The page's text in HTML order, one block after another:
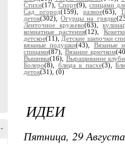
-
Стихи(17),Спорт(9),спицами
Сад огород(159), разное(63),
деток(302),Огурцы на грядке
Ленточное кружево(63),
комнатные растения(12),
детское(11), Детские шапочки
вязаные подушки(43), Вязаные
спицами(87), Вязание крючком
Вышивка(16), Выращивание
Болеро(8), блюда к пасхе(3),
деток(31), (0)
ИДЕИ
Пятница, 29